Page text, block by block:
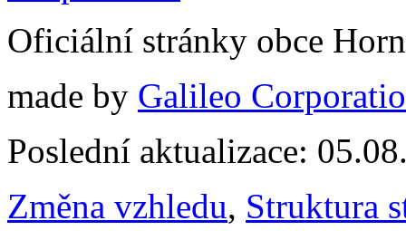
Oficiální stránky obce
made by Galileo
Poslední aktualizace:
Změna vzhledu, Struktura